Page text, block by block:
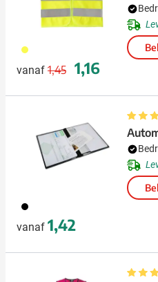
006
vanaf
Normale prijs
1,45
Speciale prijs
1,16
001
vanaf 1,42